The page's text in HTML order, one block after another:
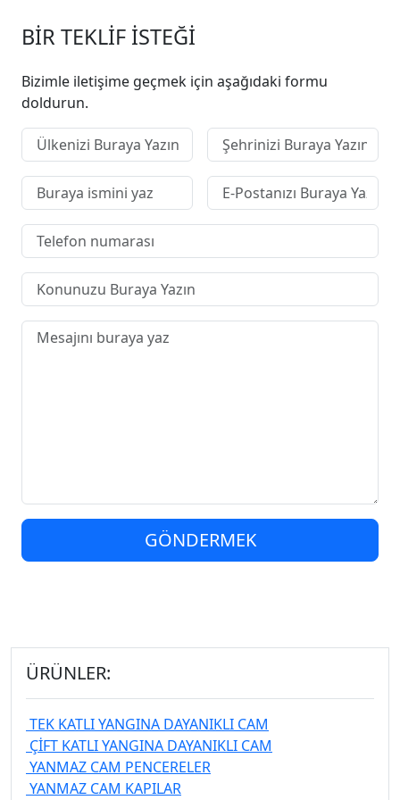
BİR TEKLİF İSTEĞİ
Bizimle iletişime geçmek için aşağıdaki formu
doldurun.
GÖNDERMEK
ÜRÜNLER:
TEK KATLI YANGINA DAYANIKLI CAM
ÇİFT KATLI YANGINA DAYANIKLI CAM
YANMAZ CAM PENCERELER
YANMAZ CAM KAPILAR